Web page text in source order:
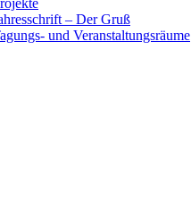
– Der Gruß
und Veranstaltungsräume